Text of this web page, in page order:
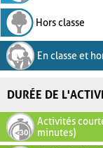
Hors classe
En classe et
DURÉE DE
Activités
minutes)